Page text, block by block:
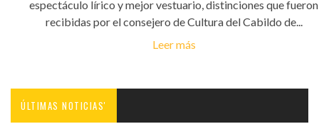
espectáculo lírico y mejor vestuario, distinciones que fueron
recibidas por el consejero de Cultura del Cabildo de...
Leer más
ÚLTIMAS NOTICIAS'